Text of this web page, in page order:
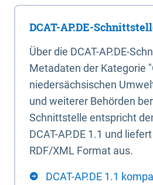
DCAT-AP.DE-
Über die DCAT-AP.DE-
Metadaten der Kategorie
niedersächsischen
und weiterer Behörden
Schnittstelle entspricht
DCAT-AP.DE 1.1 und
RDF/XML Format aus.
DCAT-AP.DE 1.1